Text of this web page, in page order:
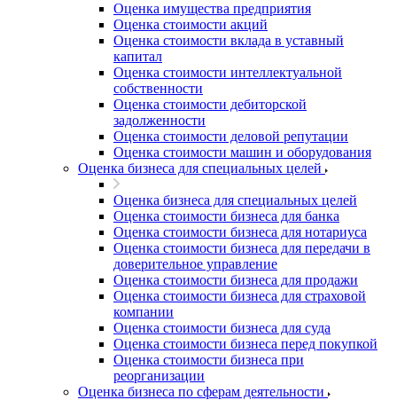
Оценка имущества предприятия
Оценка стоимости акций
Оценка стоимости вклада в уставный
капитал
Оценка стоимости интеллектуальной
собственности
Оценка стоимости дебиторской
задолженности
Оценка стоимости деловой репутации
Оценка стоимости машин и оборудования
Оценка бизнеса для специальных целей
Оценка бизнеса для специальных целей
Оценка стоимости бизнеса для банка
Оценка стоимости бизнеса для нотариуса
Оценка стоимости бизнеса для передачи в
доверительное управление
Оценка стоимости бизнеса для продажи
Оценка стоимости бизнеса для страховой
компании
Оценка стоимости бизнеса для суда
Оценка стоимости бизнеса перед покупкой
Оценка стоимости бизнеса при
реорганизации
Оценка бизнеса по сферам деятельности